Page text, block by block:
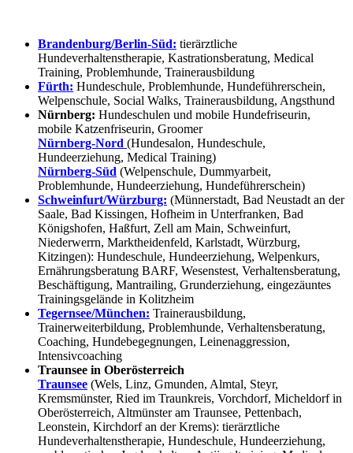
Brandenburg/Berlin-Süd: tierärztliche
Hundeverhaltenstherapie, Kastrationsberatung, Medical
Training, Problemhunde, Trainerausbildung
Fürth: Hundeschule, Problemhunde, Hundeführerschein,
Welpenschule, Social Walks, Trainerausbildung, Angsthund
Nürnberg: Hundeschulen und mobile Hundefriseurin,
mobile Katzenfriseurin, Groomer
Nürnberg-Nord (Hundesalon, Hundeschule,
Hundeerziehung, Medical Training)
Nürnberg-Süd (Welpenschule, Dummyarbeit,
Problemhunde, Hundeerziehung, Hundeführerschein)
Schweinfurt/Würzburg: (Münnerstadt, Bad Neustadt an der
Saale, Bad Kissingen, Hofheim in Unterfranken, Bad
Königshofen, Haßfurt, Zell am Main, Schweinfurt,
Niederwerrn, Marktheidenfeld, Karlstadt, Würzburg,
Kitzingen): Hundeschule, Hundeerziehung, Welpenkurs,
Ernährungsberatung BARF, Wesenstest, Verhaltensberatung,
Beschäftigung, Mantrailing, Grunderziehung, eingezäuntes
Trainingsgelände in Kolitzheim
Tegernsee/München: Trainerausbildung,
Trainerweiterbildung, Problemhunde, Verhaltensberatung,
Coaching, Hundebegegnungen, Leinenaggression,
Intensivcoaching
Traunsee in Oberösterreich
Traunsee (Wels, Linz, Gmunden, Almtal, Steyr,
Kremsmünster, Ried im Traunkreis, Vorchdorf, Micheldorf in
Oberösterreich, Altmünster am Traunsee, Pettenbach,
Leonstein, Kirchdorf an der Krems): tierärztliche
Hundeverhaltenstherapie, Hundeschule, Hundeerziehung,